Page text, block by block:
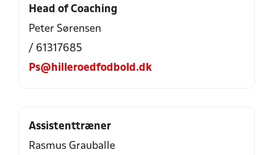
Head of Coaching
Peter Sørensen
/ 61317685
Ps@hilleroedfodbold.dk
Assistenttræner
Rasmus Grauballe